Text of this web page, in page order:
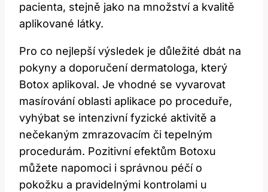
pacienta, stejně jako na množství a kvalitě
aplikované látky.
Pro co nejlepší výsledek je důležité dbát na
pokyny a doporučení dermatologa, který
Botox aplikoval. Je vhodné se vyvarovat
masírování oblasti aplikace po proceduře,
vyhýbat se intenzivní fyzické aktivitě a
nečekaným zmrazovacím či tepelným
procedurám. Pozitivní efektům Botoxu
můžete napomoci i správnou péčí o
pokožku a pravidelnými kontrolami u